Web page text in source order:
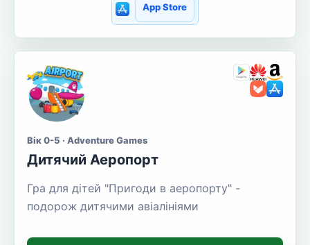
App Store
Вік 0-5 · Adventure Games
Дитячий Аеропорт
Гра для дітей "Пригоди в аеропорту" -
подорож дитячими авіалініями